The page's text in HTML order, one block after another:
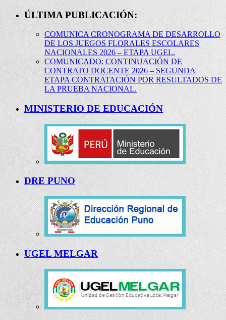
ÚLTIMA PUBLICACIÓN:
COMUNICA CRONOGRAMA DE DESARROLLO
DE LOS JUEGOS FLORALES ESCOLARES
NACIONALES 2026 – ETAPA UGEL.
COMUNICADO: CONTINUACIÓN DE
CONTRATO DOCENTE 2026 – SEGUNDA
ETAPA CONTRATACIÓN POR RESULTADOS DE
LA PRUEBA NACIONAL.
MINISTERIO DE EDUCACIÓN
DRE PUNO
UGEL MELGAR